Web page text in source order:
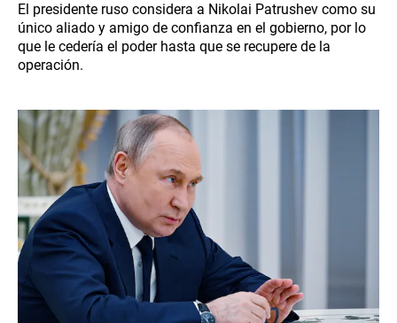
El presidente ruso considera a Nikolai Patrushev como su
único aliado y amigo de confianza en el gobierno, por lo
que le cedería el poder hasta que se recupere de la
operación.